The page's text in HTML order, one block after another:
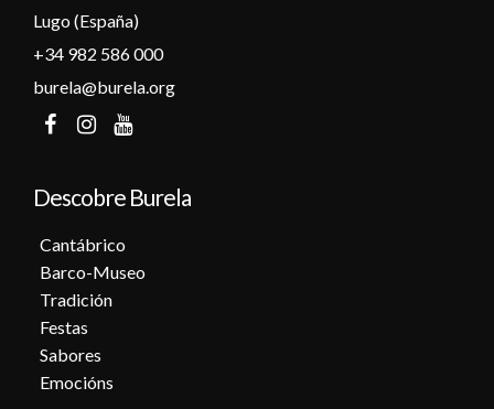
Lugo (España)
+34 982 586 000
burela@burela.org
Descobre Burela
Cantábrico
Barco-Museo
Tradición
Festas
Sabores
Emocións